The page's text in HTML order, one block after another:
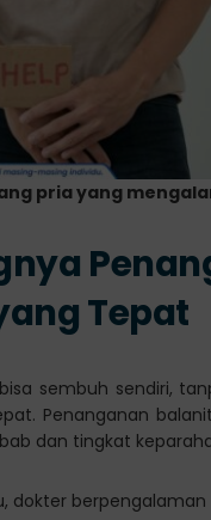
pria yang
Tepat
sembuh sendiri,
Penanganan
dan tingkat
dokter berpengalaman